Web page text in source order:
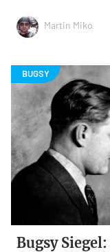
Martin Miko
Bugsy